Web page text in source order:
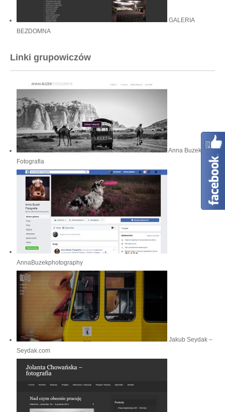
GALERIA
BEZDOMNA
Linki grupowiczów
Anna Buzek
Fotografia
AnnaBuzekphotography
Jakub Seydak –
Seydak.com